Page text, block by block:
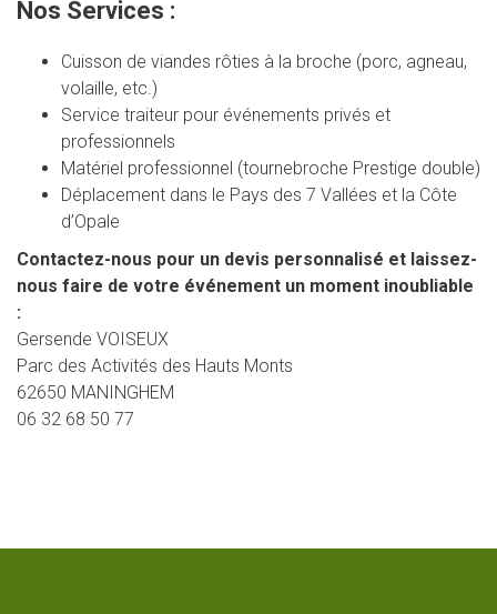
Nos Services :
Cuisson de viandes rôties à la broche (porc, agneau,
volaille, etc.)
Service traiteur pour événements privés et
professionnels
Matériel professionnel (tournebroche Prestige double)
Déplacement dans le Pays des 7 Vallées et la Côte
d’Opale
Contactez-nous pour un devis personnalisé et laissez-
nous faire de votre événement un moment inoubliable
:
Gersende VOISEUX
Parc des Activités des Hauts Monts
62650 MANINGHEM
06 32 68 50 77